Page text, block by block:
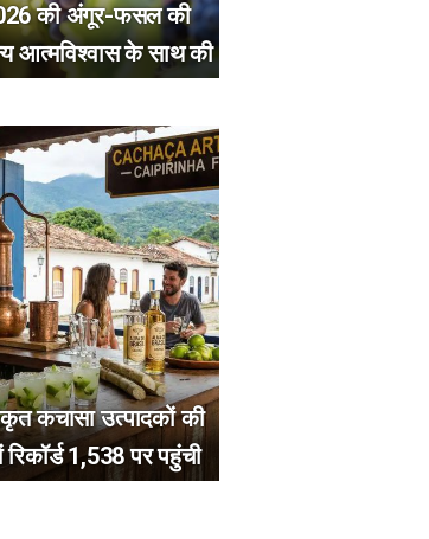
की अंगूर-फसल की
आत्मविश्वास के साथ की
कचासा उत्पादकों की
1,538 पर पहुंची